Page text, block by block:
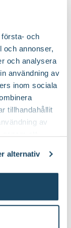
och
och annonser,
och analysera
användning av
inom sociala
tillhandahållit
av
alternativ